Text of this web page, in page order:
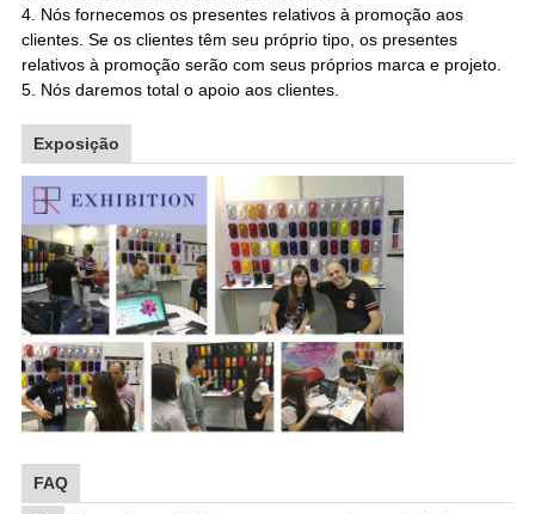
4. Nós fornecemos os presentes relativos à promoção aos
clientes. Se os clientes têm seu próprio tipo, os presentes
relativos à promoção serão com seus próprios marca e projeto.
5. Nós daremos total o apoio aos clientes.
Exposição
FAQ